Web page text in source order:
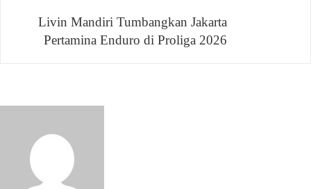
Livin Mandiri Tumbangkan Jakarta
Pertamina Enduro di Proliga 2026